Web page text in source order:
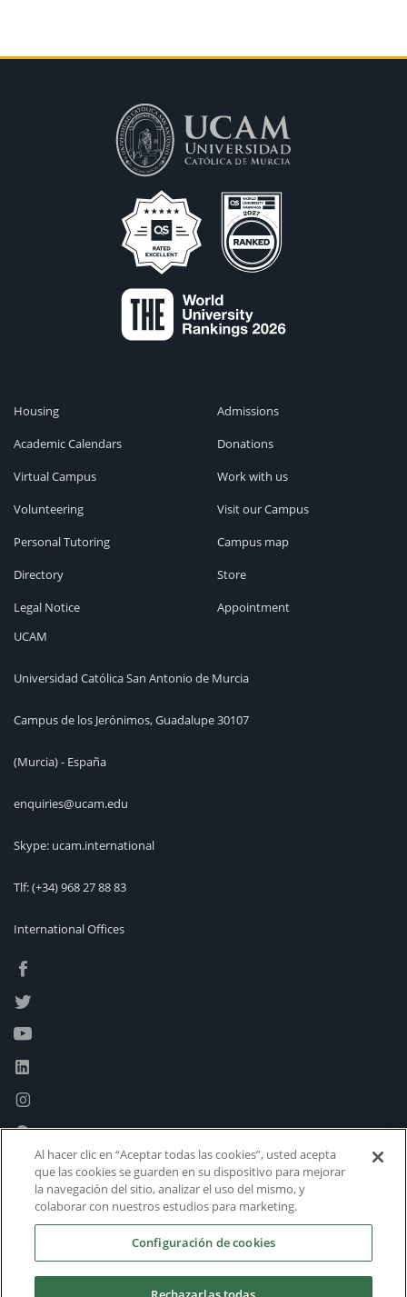
Housing
Academic Calendars
Virtual Campus
Volunteering
Personal Tutoring
Directory
Legal Notice
Admissions
Donations
Work with us
Visit our Campus
Campus map
Store
Appointment
UCAM
Universidad Católica San Antonio de Murcia
Campus de los Jerónimos, Guadalupe 30107
(Murcia) - España
enquiries@ucam.edu
Skype: ucam.international
Tlf:(+34) 968 27 88 83
International Offices
Al hacer clic en “Aceptar todas las cookies”, usted acepta
que las cookies se guarden en su dispositivo para mejorar
la navegación del sitio, analizar el uso del mismo, y
colaborar con nuestros estudios para marketing.
Configuración de cookies